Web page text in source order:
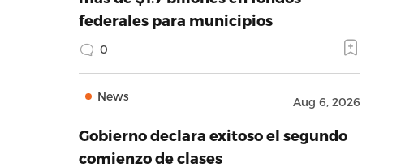
federales para municipios
0
News Aug 6, 2026
Gobierno declara exitoso el segundo
comienzo de clases